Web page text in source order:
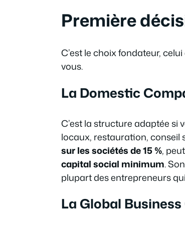
Première
C’est le choix fondateur,
vous.
La Domestic
C’est la structure adaptée si
locaux, restauration, conseil
sur les sociétés de 15 %,
capital social minimum.
plupart des entrepreneurs
La Global